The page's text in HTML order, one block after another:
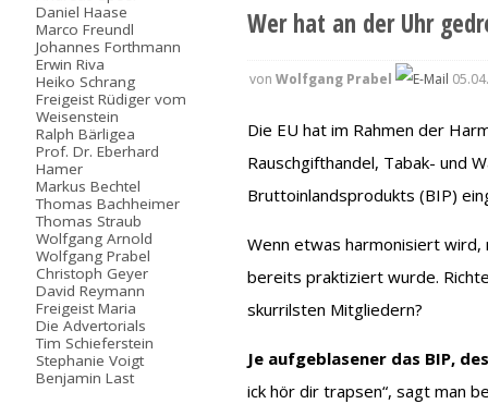
Daniel Haase
Marco Freundl
Johannes Forthmann
Erwin Riva
Heiko Schrang
Freigeist Rüdiger vom
Weisenstein
Ralph Bärligea
Prof. Dr. Eberhard
Hamer
Markus Bechtel
Thomas Bachheimer
Thomas Straub
Wolfgang Arnold
Wolfgang Prabel
Christoph Geyer
David Reymann
Freigeist Maria
Die Advertorials
Tim Schieferstein
Stephanie Voigt
Benjamin Last
Wer hat an der Uhr
von Wolfgang Prabel
Die EU hat im Rahmen der
Rauschgifthandel, Tabak- und
Bruttoinlandsprodukts (BIP)
Wenn etwas harmonisiert wird,
bereits praktiziert wurde.
skurrilsten Mitgliedern?
Je aufgeblasener das BIP,
ick hör dir trapsen“, sagt man